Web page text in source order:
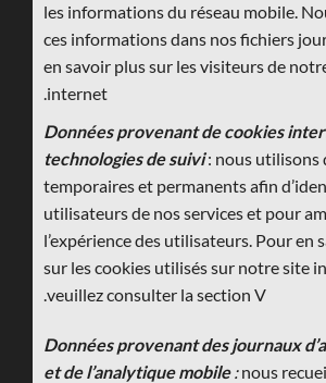
les informations du réseau mobile.
ces informations dans nos fichiers
en savoir plus sur les visiteurs de
internet.
Données provenant de cookies
technologies de suivi: nous utilisons
temporaires et permanents afin
utilisateurs de nos services et pour
l’expérience des utilisateurs. Pour en
sur les cookies utilisés sur notre site
veuillez consulter la section V.
Données provenant des journaux
et de l’analytique mobile :nous